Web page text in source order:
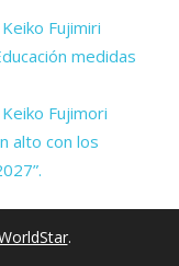
Fujimiri
medidas
Fujimori
alto con los
.